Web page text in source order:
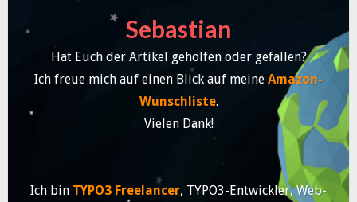
Sebastian
Hat Euch der Artikel geholfen oder gefallen?
Ich freue mich auf einen Blick auf meine Amazon-
Wunschliste.
Vielen Dank!
Ich bin TYPO3 Freelancer, TYPO3-Entwickler, Web-